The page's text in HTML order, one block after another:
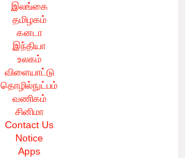
இலங்கை
தமிழகம்
கனடா
இந்தியா
உலகம்
விளையாட்டு
தொழில்நுட்பம்
வணிகம்
சினிமா
Contact Us
Notice
Apps